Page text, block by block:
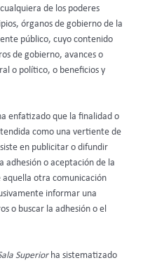
de los poderes
órganos de gobierno de la
público, cuyo contenido
de gobierno, avances o
o político, o beneficios y
enfatizado que la finalidad o
como una vertiente de
en publicitar o difundir
adhesión o aceptación de la
aquella otra comunicación
informar una
o buscar la adhesión o el
Superiorha sistematizado